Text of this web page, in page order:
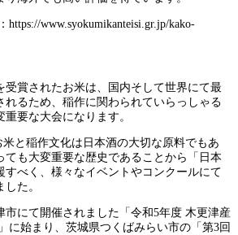
https://www.syokumikanteisi.gr.jp/kako-
受賞されたお米は、国内そして世界にて最
れるため、稲作に関わられていらっしゃる
要な大会になります。
と稲作文化は日本酒の大切な原料でもあ
ても大変重要な歴史であることから「日本
すべく、様々なイベントやコンクールにて
た。
市にて開催されました「令和5年度 木更津産
に始まり、茨城県つくばみらい市の「第3回